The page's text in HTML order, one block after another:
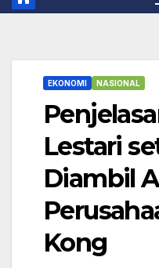
EKONOMI NASIONAL
Lestari
Diambil
Kong